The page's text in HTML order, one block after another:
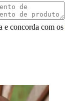
e concorda com os